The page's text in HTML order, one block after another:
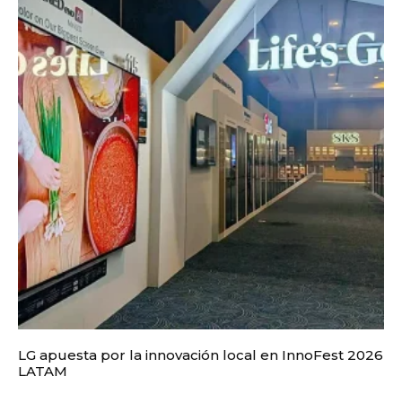
LG apuesta por la innovación local en InnoFest 2026
LATAM